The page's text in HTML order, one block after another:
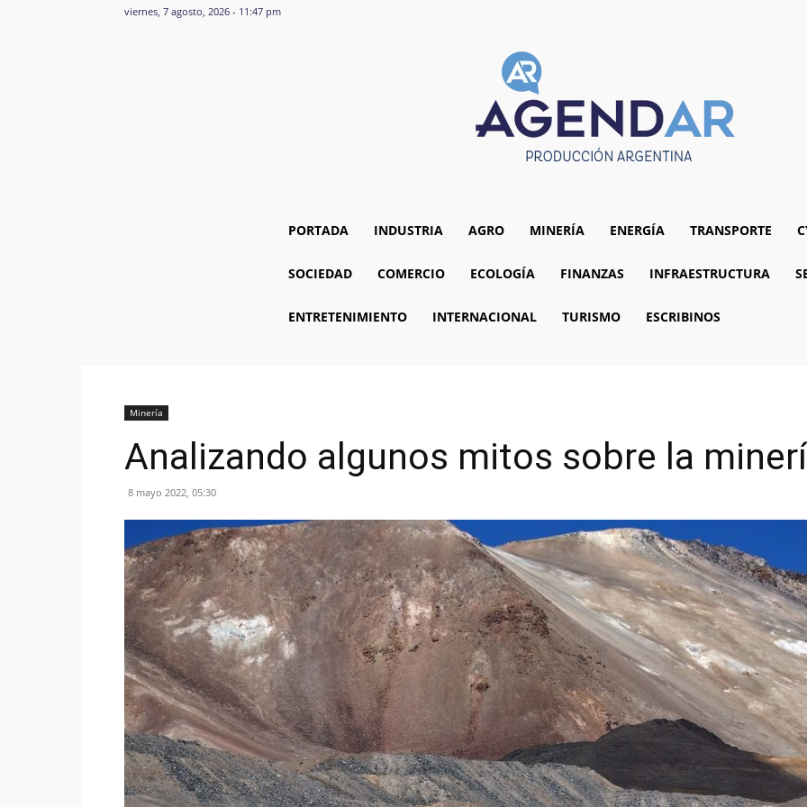
viernes, 7 agosto, 2026 - 11:47 pm
PORTADA INDUSTRIA AGRO MINERÍA ENERGÍA TRANSPORTE
SOCIEDAD COMERCIO ECOLOGÍA FINANZAS INFRAESTRUCTURA
ENTRETENIMIENTO INTERNACIONAL TURISMO ESCRIBINOS
Minería
Analizando algunos mitos sobre la
8 mayo 2022, 05:30